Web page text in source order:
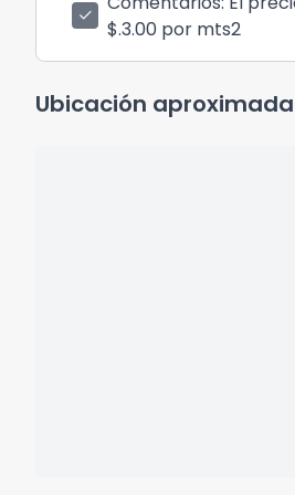
check
$.3.00 por mts2
Ubicación aproximada